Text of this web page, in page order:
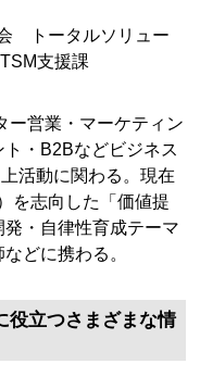
トータルソリュー
支援課
ー営業・マーケティン
・B2Bなどビジネス
活動に関わる。現在
を志向した「価値提
・自律性育成テーマ
どに携わる。
役立つさまざまな情